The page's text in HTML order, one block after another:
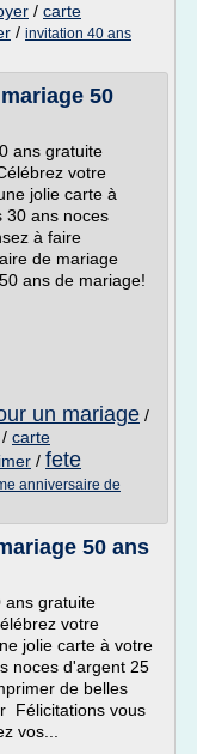
/ carte
/ invitation 40 ans
50
ans gratuite
votre
jolie carte à
30 ans noces
à faire
de mariage
ans de mariage!
un mariage /
carte
/ fete
anniversaire de
50 ans
ans gratuite
votre
jolie carte à votre
noces d'argent 25
de belles
Félicitations vous
vos...